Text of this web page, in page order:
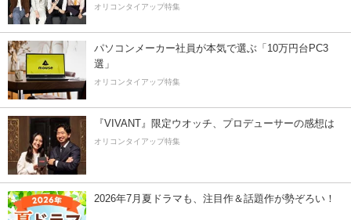
オリコンタイアップ特集
パソコンメーカー社員が本気で選ぶ「10万円台PC3
選」
オリコンタイアップ特集
『VIVANT』限定ウオッチ、プロデューサーの感想は
オリコンタイアップ特集
2026年7月夏ドラマも、注目作＆話題作が勢ぞろい！